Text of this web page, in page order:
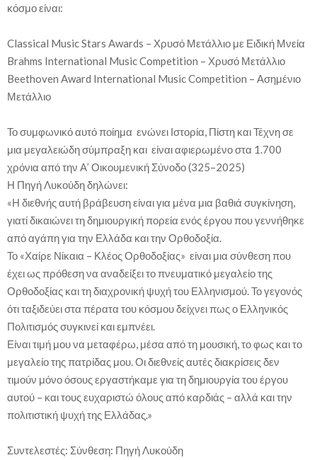
κόσμο είναι:
Classical Music Stars Awards – Χρυσό Μετάλλιο με Ειδική Μνεία
Brahms International Music Competition – Χρυσό Μετάλλιο
Beethoven Award International Music Competition – Ασημένιο
Μετάλλιο
Το συμφωνικό αυτό ποίημα ενώνει Ιστορία, Πίστη και Τέχνη σε
μια μεγαλειώδη σύμπραξη και είναι αφιερωμένο στα 1.700
χρόνια από την Α’ Οικουμενική Σύνοδο (325–2025)
Η Πηγή Λυκούδη δηλώνει:
«Η διεθνής αυτή βράβευση είναι για μένα μια βαθιά συγκίνηση,
γιατί δικαιώνει τη δημιουργική πορεία ενός έργου που γεννήθηκε
από αγάπη για την Ελλάδα και την Ορθοδοξία.
Το «Χαίρε Νίκαια – Κλέος Ορθοδοξίας» είναι μια σύνθεση που
έχει ως πρόθεση να αναδείξει το πνευματικό μεγαλείο της
Ορθοδοξίας και τη διαχρονική ψυχή του Ελληνισμού. Το γεγονός
ότι ταξιδεύει στα πέρατα του κόσμου δείχνει πως ο Ελληνικός
Πολιτισμός συγκινεί και εμπνέει.
Είναι τιμή μου να μεταφέρω, μέσα από τη μουσική, το φως και το
μεγαλείο της πατρίδας μου. Οι διεθνείς αυτές διακρίσεις δεν
τιμούν μόνο όσους εργαστήκαμε για τη δημιουργία του έργου
αυτού – και τους ευχαριστώ όλους από καρδιάς – αλλά και την
πολιτιστική ψυχή της Ελλάδας.»
Συντελεστές: Σύνθεση: Πηγή Λυκούδη